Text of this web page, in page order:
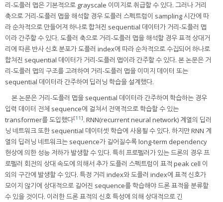
리-도플러 맵은 기본적으로 grayscale 이미지로 취급할 수 있다. 그러나 거리
축으로 거리-도플러 맵을 해석할 경우 도플러 스펙트럼이 sampling 시간에 따
라 순차적으로 만들어져 하나로 합쳐진 sequential 데이터가 거리-도플러 맵
이라 간주할 수 있다. 도플러 축으로 거리-도플러 맵을 해석할 경우 표적 상대거
리에 따른 반사 신호 분포가 도플러 index에 따라 순차적으로 수집되어 하나로
합쳐진 sequential 데이터가 거리-도플러 맵이라 간주할 수 있다. 본 논문은 거
리-도플러 맵의 구조를 고려하여 거리-도플러 맵을 이미지 데이터 또는
sequential 데이터라 간주하여 딥러닝 학습을 설계했다.
본 논문은 거리-도플러 맵을 sequential 데이터라 간주하여 학습하는 경우
입력 데이터 전체 sequence에 걸쳐서 전역적으로 학습할 수 있는
transformer를 도입했다[11]. RNN(recurrent neural network) 계열의 딥러
닝 네트워크 또한 sequential 데이터셋 학습에 사용될 수 있다. 하지만 RNN 계
열의 딥러닝 네트워크는 sequence가 길어질수록 long-term dependency
현상에 의한 성능 저하가 발생할 수 있다. 특히 프로펠러가 있는 드론의 경우 프
로펠러 회전의 상대 속도에 의해서 추가 도플러 스펙트럼이 표적 peak cell 이
외의 구간에 발생할 수 있다. 특정 거리 index와 도플러 index에 표적 신호가
모이지 않기에 상대적으로 길어진 sequence를 학습해야 드론 표적을 분류할
수 있을 것이다. 이러한 드론 표적의 신호 특성에 의해 상대적으로 긴